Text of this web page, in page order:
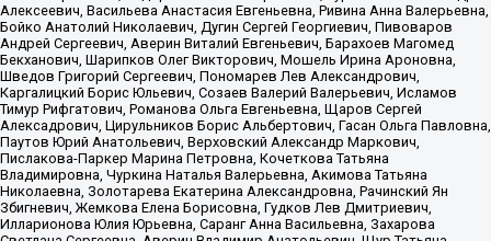
Алексеевич, Васильева Анастасия Евгеньевна, Ривина Анна Валерьевна,
Бойко Анатолий Николаевич, Дугин Сергей Георгиевич, Пивоваров
Андрей Сергеевич, Аверин Виталий Евгеньевич, Барахоев Магомед
Бекханович, Шарипков Олег Викторович, Мошель Ирина Ароновна,
Шведов Григорий Сергеевич, Пономарев Лев Александрович,
Каргалицкий Борис Юльевич, Созаев Валерий Валерьевич, Исламов
Тимур Рифгатович, Романова Ольга Евгеньевна, Щаров Сергей
Алексадрович, Цирульников Борис Альбертович, Гасан Ольга Павловна,
Паутов Юрий Анатольевич, Верховский Александр Маркович,
Пислакова-Паркер Марина Петровна, Кочеткова Татьяна
Владимировна, Чуркина Наталья Валерьевна, Акимова Татьяна
Николаевна, Золотарева Екатерина Александровна, Рачинский Ян
Збигневич, Жемкова Елена Борисовна, Гудков Лев Дмитриевич,
Илларионова Юлия Юрьевна, Саранг Анна Васильевна, Захарова